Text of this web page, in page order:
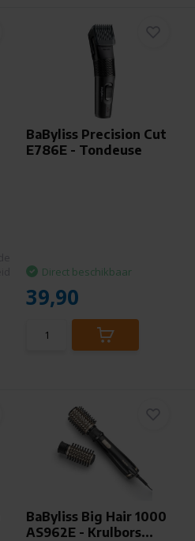
BaByliss Precision Cut
E786E - Tondeuse
Direct beschikbaar
39,90
BaByliss Big Hair 1000
AS962E - Krulbors...